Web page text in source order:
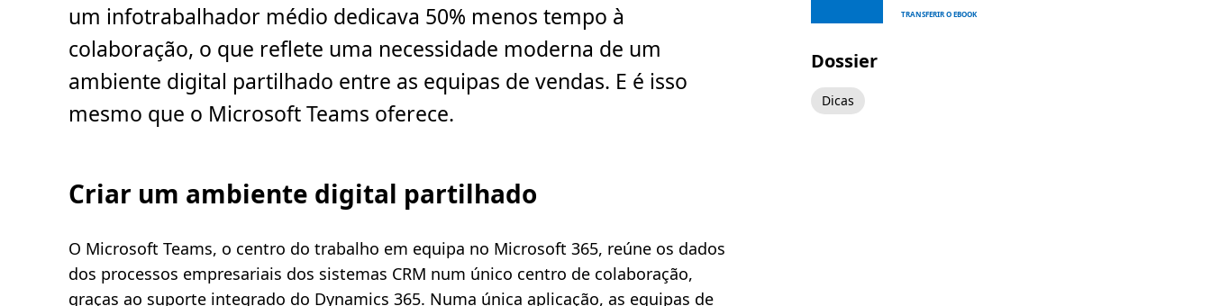
um infotrabalhador médio dedicava 50% menos tempo à
colaboração, o que reflete uma necessidade moderna de um
ambiente digital partilhado entre as equipas de vendas. E é isso
mesmo que o Microsoft Teams oferece.
Criar um ambiente digital partilhado
O Microsoft Teams, o centro do trabalho em equipa no Microsoft 365, reúne os dados
dos processos empresariais dos sistemas CRM num único centro de colaboração,
graças ao suporte integrado do Dynamics 365. Numa única aplicação, as equipas de
equipa
TRANSFERIR O EBOOK
Dossier
Dicas